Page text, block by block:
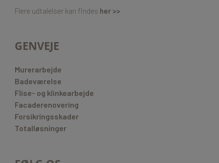
Flere udtalelser kan findes her >>
GENVEJE
Murerarbejde
Badeværelse
Flise- og klinkearbejde
Facaderenovering
Forsikringsskader
Totalløsninger